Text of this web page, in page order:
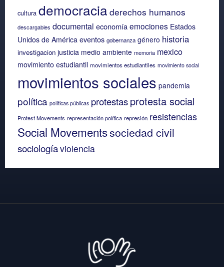
cultura democracia derechos humanos
descargables documental economíaemociones Estados
Unidos de América eventos gobernanza género historia
investigacion justicia medio ambiente memoria mexico
movimiento estudiantil movimientos estudiantiles movimiento social
movimientos sociales pandemia
política políticas públicas protestasprotesta social
Protest Movements representación política represión resistencias
Social Movementssociedad civil
sociologíaviolencia